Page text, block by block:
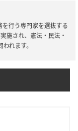
行う専門家を選抜する
施され、憲法・民法・
れます。